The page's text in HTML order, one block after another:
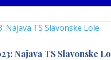
Najava TS Slavonske